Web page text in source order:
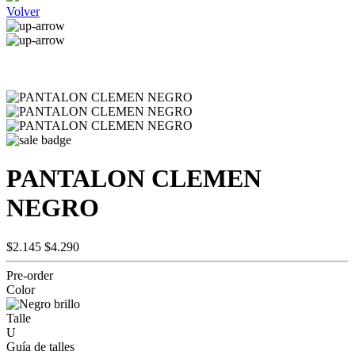
Volver
PANTALON CLEMEN
NEGRO
$2.145 $4.290
Pre-order
Color
Talle
U
Guía de talles